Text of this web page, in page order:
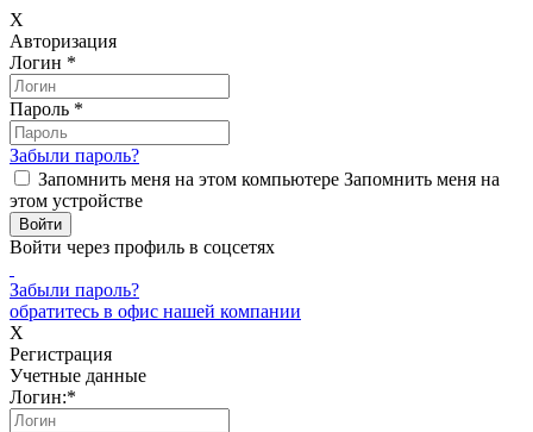
X
Авторизация
Логин *
Пароль *
Забыли пароль?
Запомнить меня на этом компьютере Запомнить меня на
этом устройстве
Войти через профиль в соцсетях
Забыли пароль?
обратитесь в офис нашей компании
X
Регистрация
Учетные данные
Логин:*